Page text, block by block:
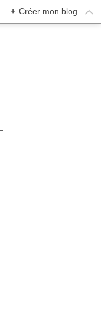
+ Créer mon blog